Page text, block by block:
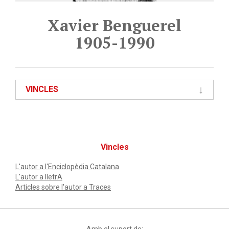
Xavier Benguerel
1905-1990
VINCLES
Vincles
L'autor a l'Enciclopèdia Catalana
L'autor a lletrA
Articles sobre l'autor a Traces